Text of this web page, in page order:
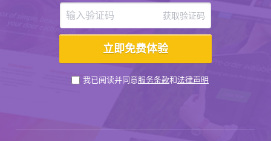
获取验证码
我已阅读并同意服务条款和法律声明